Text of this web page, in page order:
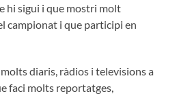
hi sigui i que mostri molt
campionat i que participi en
diaris, ràdios i televisions a
faci molts reportatges,